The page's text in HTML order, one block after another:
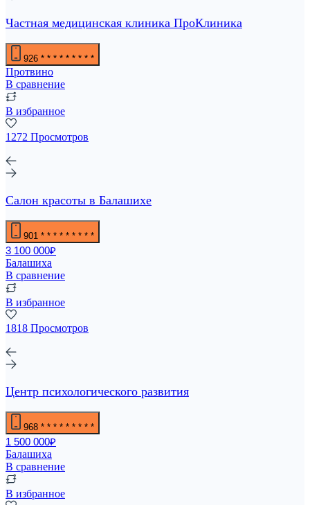
Частная медицинская клиника ПроКлиника
926 * * * * * * * * *
Протвино
В сравнение
В избранное
1272 Просмотров
Салон красоты в Балашихе
901 * * * * * * * * *
3 100 000₽
Балашиха
В сравнение
В избранное
1818 Просмотров
Центр психологического развития
968 * * * * * * * * *
1 500 000₽
Балашиха
В сравнение
В избранное